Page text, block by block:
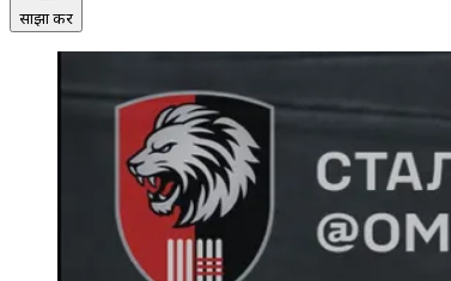
साझा करें